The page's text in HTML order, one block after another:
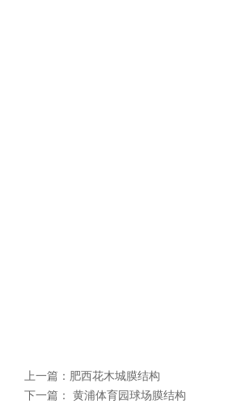
上一篇： 肥西花木城膜结构
下一篇：
黄浦体育园球场膜结构